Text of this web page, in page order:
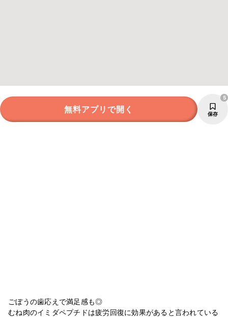
無料アプリで開く 保存
5
ごぼうの歯応えで満足感も◎
むね肉のイミダペプチドは疲労回復に効果があると言われている